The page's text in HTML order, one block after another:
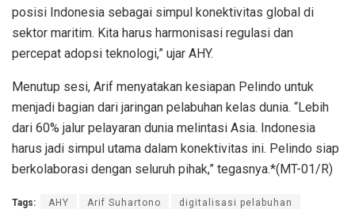
posisi Indonesia sebagai simpul konektivitas global di
sektor maritim. Kita harus harmonisasi regulasi dan
percepat adopsi teknologi,” ujar AHY.
Menutup sesi, Arif menyatakan kesiapan Pelindo untuk
menjadi bagian dari jaringan pelabuhan kelas dunia. “Lebih
dari 60% jalur pelayaran dunia melintasi Asia. Indonesia
harus jadi simpul utama dalam konektivitas ini. Pelindo siap
berkolaborasi dengan seluruh pihak,” tegasnya.*(MT-01/R)
Tags: AHY Arif Suhartono digitalisasi pelabuhan